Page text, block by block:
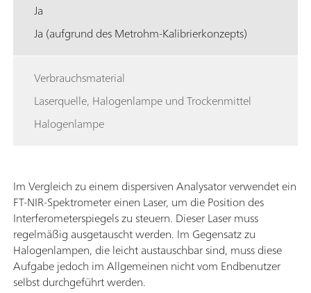
Ja
Ja (aufgrund des Metrohm-Kalibrierkonzepts)
Verbrauchsmaterial
Laserquelle, Halogenlampe und Trockenmittel
Halogenlampe
Im Vergleich zu einem dispersiven Analysator verwendet ein
FT-NIR-Spektrometer einen Laser, um die Position des
Interferometerspiegels zu steuern. Dieser Laser muss
regelmäßig ausgetauscht werden. Im Gegensatz zu
Halogenlampen, die leicht austauschbar sind, muss diese
Aufgabe jedoch im Allgemeinen nicht vom Endbenutzer
selbst durchgeführt werden.